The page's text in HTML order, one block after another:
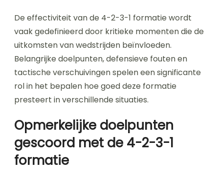
De effectiviteit van de 4-2-3-1 formatie wordt
vaak gedefinieerd door kritieke momenten die de
uitkomsten van wedstrijden beïnvloeden.
Belangrijke doelpunten, defensieve fouten en
tactische verschuivingen spelen een significante
rol in het bepalen hoe goed deze formatie
presteert in verschillende situaties.
Opmerkelijke doelpunten
gescoord met de 4-2-3-1
formatie